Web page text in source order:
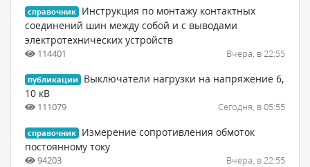
справочник
Инструкция по монтажу контактных
соединений шин между собой и с выводами
электротехнических устройств
114401 Вчера, в 22:55
публикации
Выключатели нагрузки на напряжение 6,
10 кВ
111079 Сегодня, в 05:55
справочник
Измерение сопротивления обмоток
постоянному току
94203 Вчера, в 22:55